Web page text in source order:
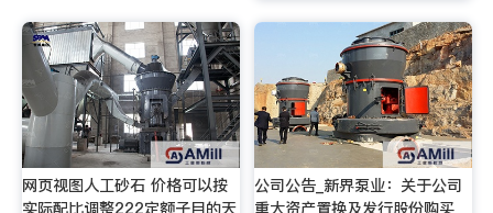
网页视图人工砂石 价格可以按
公司公告_新界泵业：关于公司